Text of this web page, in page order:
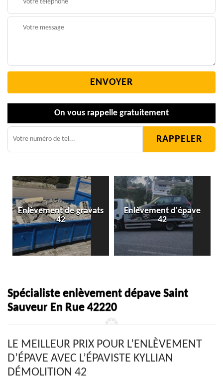
On vous rappelle gratuitement
Enlèvement de gravats
42
Enlèvement d'épave
42
Spécialiste enlèvement dépave Saint
Sauveur En Rue 42220
LE MEILLEUR PRIX POUR L’ENLÈVEMENT
D’ÉPAVE AVEC L’ÉPAVISTE KYLLIAN
DÉMOLITION 42